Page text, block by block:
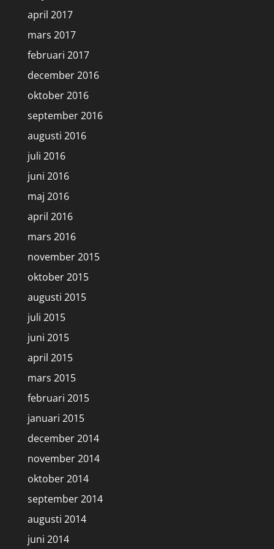
april 2017
mars 2017
februari 2017
december 2016
oktober 2016
september 2016
augusti 2016
juli 2016
juni 2016
maj 2016
april 2016
mars 2016
november 2015
oktober 2015
augusti 2015
juli 2015
juni 2015
april 2015
mars 2015
februari 2015
januari 2015
december 2014
november 2014
oktober 2014
september 2014
augusti 2014
juni 2014